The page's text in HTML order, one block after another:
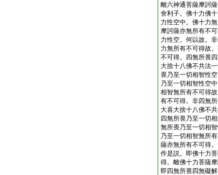
離六神通菩薩摩訶
舍利子。佛十力佛
力性空中。佛十力
摩訶薩亦無所有不
力性空。何以故。
力無所有不可得故
不可得。四無所畏
大捨十八佛不共法
畏乃至一切相智性
乃至一切相智性空
相智無所有不可得
有不可得。非四無
大喜大捨十八佛不
四無所畏乃至一切
無所畏乃至一切相
乃至一切相智無所
薩亦無所有不可得
作是説。即佛十力
得。離佛十力菩薩
即四無所畏四無礙